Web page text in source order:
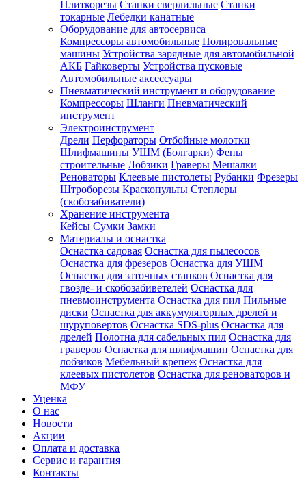
Плиткорезы Станки сверлильные Станки
токарные Лебедки канатные
Оборудование для автосервиса
Компрессоры автомобильные Полировальные
машины Устройства зарядные для автомобильной
АКБ Гайковерты Устройства пусковые
Автомобильные аксессуары
Пневматический инструмент и оборудование
Компрессоры Шланги Пневматический
инструмент
Электроинструмент
Дрели Перфораторы Отбойные молотки
Шлифмашины УШМ (Болгарки) Фены
строительные Лобзики Граверы Мешалки
Реноваторы Клеевые пистолеты Рубанки Фрезеры
Штроборезы Краскопульты Степлеры
(скобозабиватели)
Хранение инструмента
Кейсы Сумки Замки
Материалы и оснастка
Оснастка садовая Оснастка для пылесосов
Оснастка для фрезеров Оснастка для УШМ
Оснастка для заточных станков Оснастка для
гвозде- и скобозабиветелей Оснастка для
пневмоинструмента Оснастка для пил Пильные
диски Оснастка для аккумуляторных дрелей и
шуруповертов Оснастка SDS-plus Оснастка для
дрелей Полотна для сабельных пил Оснастка для
граверов Оснастка для шлифмашин Оснастка для
лобзиков Мебельный крепеж Оснастка для
клеевых пистолетов Оснастка для реноваторов и
МФУ
Уценка
О нас
Новости
Акции
Оплата и доставка
Сервис и гарантия
Контакты